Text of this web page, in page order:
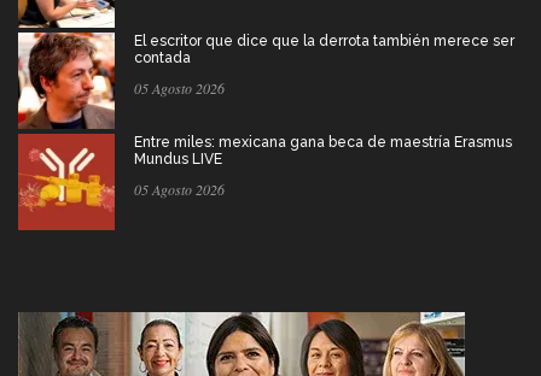
El escritor que dice que la derrota también merece ser
contada
05 Agosto 2026
Entre miles: mexicana gana beca de maestría Erasmus
Mundus LIVE
05 Agosto 2026